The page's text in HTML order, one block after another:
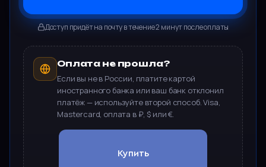
Доступ придёт на почту в течение 2 минут после оплаты
Оплата не прошла?
Если вы не в России, платите картой
иностранного банка или ваш банк отклонил
платёж — используйте второй способ. Visa,
Mastercard, оплата в ₽, $ или €.